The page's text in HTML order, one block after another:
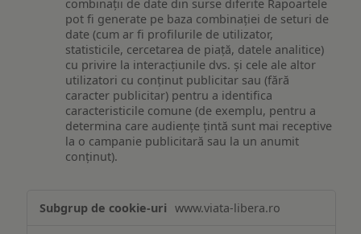
combinații de date din surse diferite Rapoartele
pot fi generate pe baza combinației de seturi de
date (cum ar fi profilurile de utilizator,
statisticile, cercetarea de piață, datele analitice)
cu privire la interacțiunile dvs. și cele ale altor
utilizatori cu conținut publicitar sau (fără
caracter publicitar) pentru a identifica
caracteristicile comune (de exemplu, pentru a
determina care audiențe țintă sunt mai receptive
la o campanie publicitară sau la un anumit
conținut).
www.viata-libera.ro